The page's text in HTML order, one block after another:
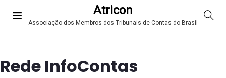
Atricon
Associação dos Membros dos Tribunais de Contas do Brasil
Rede InfoContas